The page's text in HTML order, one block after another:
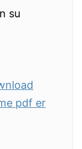
su
pdf er